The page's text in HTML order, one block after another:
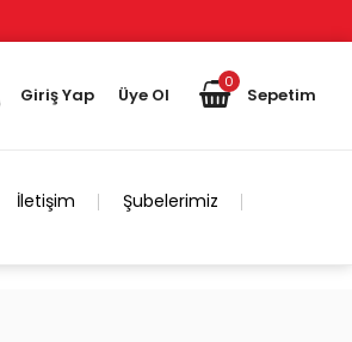
Giriş Yap Üye Ol
0
Sepetim
İletişim Şubelerimiz